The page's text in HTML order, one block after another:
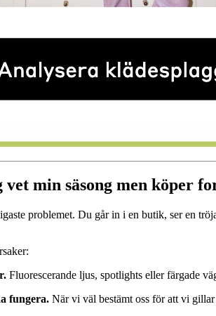
min säsong men köper
problemet. Du går in i en butik, ser en
Fluorescerande ljus, spotlights eller färgade
fungera. När vi väl bestämt oss för att vi